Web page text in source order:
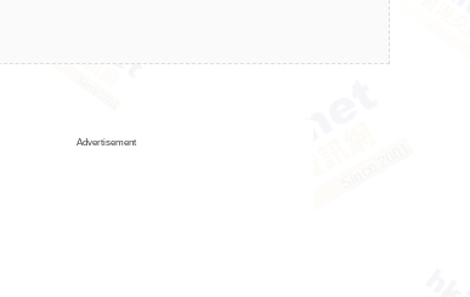
Advertisement